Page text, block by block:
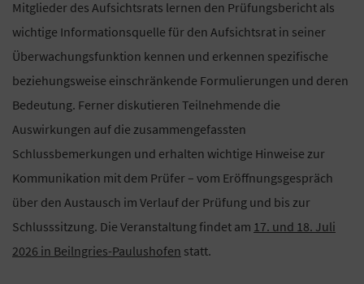
Mitglieder des Aufsichtsrats lernen den Prüfungsbericht als
wichtige Informationsquelle für den Aufsichtsrat in seiner
Überwachungsfunktion kennen und erkennen spezifische
beziehungsweise einschränkende Formulierungen und deren
Bedeutung. Ferner diskutieren Teilnehmende die
Auswirkungen auf die zusammengefassten
Schlussbemerkungen und erhalten wichtige Hinweise zur
Kommunikation mit dem Prüfer – vom Eröffnungsgespräch
über den Austausch im Verlauf der Prüfung und bis zur
Schlusssitzung. Die Veranstaltung findet am 17. und 18. Juli
2026 in Beilngries-Paulushofen statt.